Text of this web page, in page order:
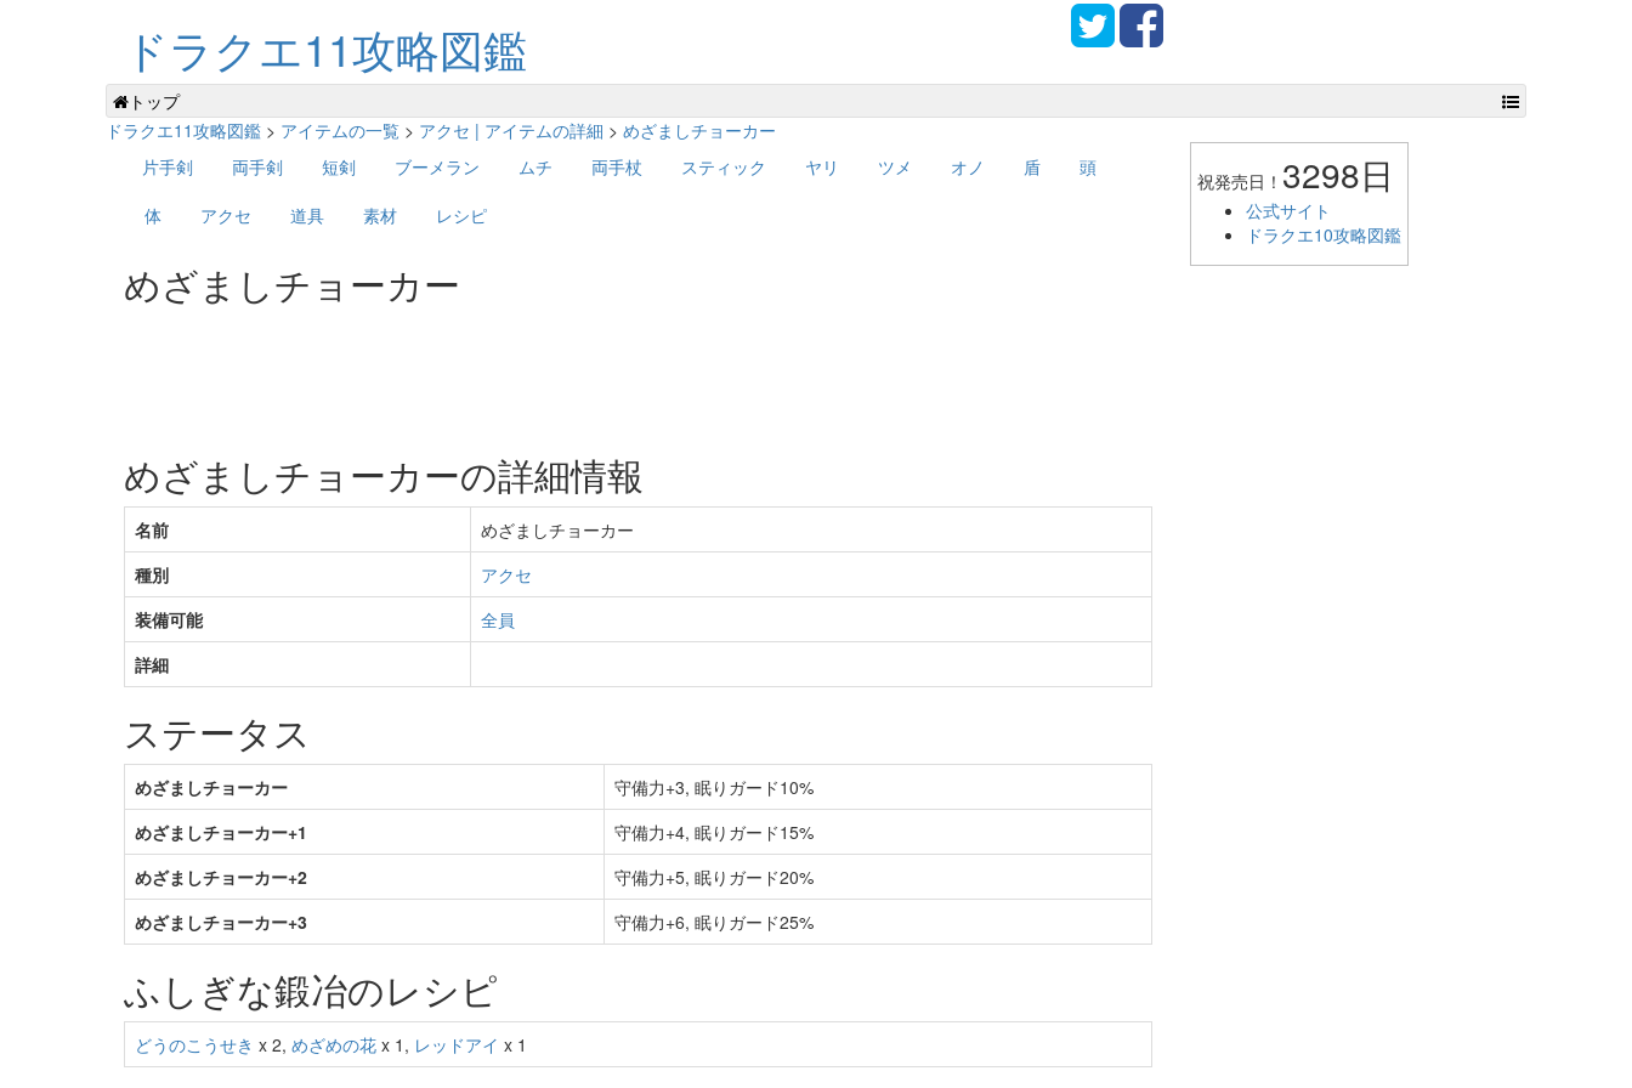
ドラクエ11攻略図鑑
トップ
ドラクエ11攻略図鑑 > アイテムの一覧 > アクセ | アイテムの詳細 > めざましチョーカー
片手剣
両手剣 短剣 ブーメラン ムチ 両手杖 スティック ヤリ ツメ オノ 盾
頭
体
アクセ 道具 素材 レシピ
めざましチョーカー
めざましチョーカーの詳細情報
名前
めざましチョーカー
種別
アクセ
装備可能
全員
詳細
ステータス
めざましチョーカー
守備力+3, 眠りガード10%
めざましチョーカー+1
守備力+4, 眠りガード15%
めざましチョーカー+2
守備力+5, 眠りガード20%
めざましチョーカー+3
守備力+6, 眠りガード25%
ふしぎな鍛冶のレシピ
どうのこうせき x 2, めざめの花 x 1, レッドアイ x 1
祝発売日！ 3298日
公式サイト
ドラクエ10攻略図鑑